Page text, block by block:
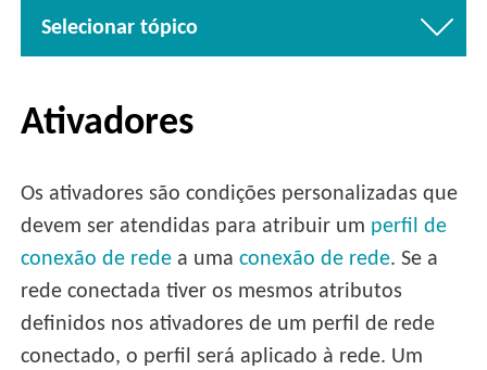
Selecionar tópico
Ativadores
Os ativadores são condições personalizadas que
devem ser atendidas para atribuir um perfil de
conexão de rede a umaconexão de rede. Se a
rede conectada tiver os mesmos atributos
definidos nos ativadores de um perfil de rede
conectado, o perfil será aplicado à rede. Um